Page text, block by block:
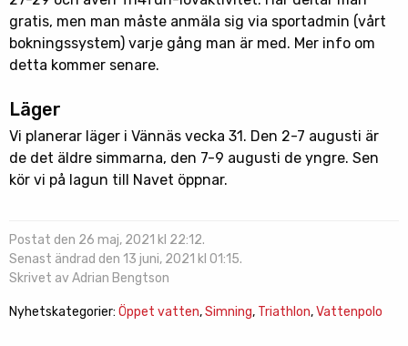
gratis, men man måste anmäla sig via sportadmin (vårt
bokningssystem) varje gång man är med. Mer info om
detta kommer senare.
Läger
Vi planerar läger i Vännäs vecka 31. Den 2-7 augusti är
de det äldre simmarna, den 7-9 augusti de yngre. Sen
kör vi på lagun till Navet öppnar.
Postat den 26 maj, 2021 kl 22:12.
Senast ändrad den 13 juni, 2021 kl 01:15.
Skrivet av Adrian Bengtson
Nyhetskategorier: Öppet vatten,Simning, Triathlon,Vattenpolo